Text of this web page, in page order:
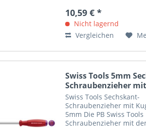
Bereich, in
für zu Hause. Sie
dort besonders...
10,59 € *
Nicht lagernd
Vergleichen
Swiss Tools 5mm
Schraubenzieher
Swiss Tools Sechskant-
Schraubenzieher mit
5mm Die PB Swiss Tools
Schraubenzieher mit